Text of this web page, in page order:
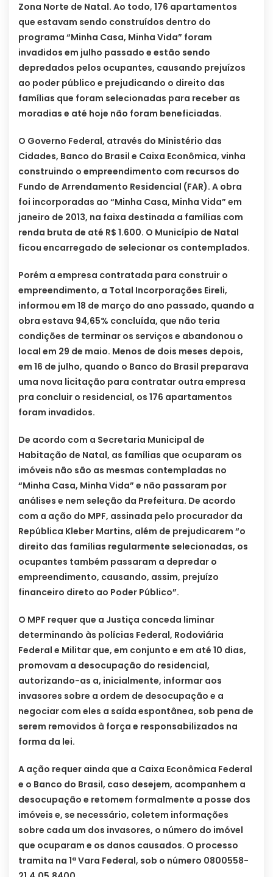
Zona Norte de Natal. Ao todo, 176 apartamentos
que estavam sendo construídos dentro do
programa “Minha Casa, Minha Vida” foram
invadidos em julho passado e estão sendo
depredados pelos ocupantes, causando prejuízos
ao poder público e prejudicando o direito das
famílias que foram selecionadas para receber as
moradias e até hoje não foram beneficiadas.
O Governo Federal, através do Ministério das
Cidades, Banco do Brasil e Caixa Econômica, vinha
construindo o empreendimento com recursos do
Fundo de Arrendamento Residencial (FAR). A obra
foi incorporadas ao “Minha Casa, Minha Vida” em
janeiro de 2013, na faixa destinada a famílias com
renda bruta de até R$ 1.600. O Município de Natal
ficou encarregado de selecionar os contemplados.
Porém a empresa contratada para construir o
empreendimento, a Total Incorporações Eireli,
informou em 18 de março do ano passado, quando a
obra estava 94,65% concluída, que não teria
condições de terminar os serviços e abandonou o
local em 29 de maio. Menos de dois meses depois,
em 16 de julho, quando o Banco do Brasil preparava
uma nova licitação para contratar outra empresa
pra concluir o residencial, os 176 apartamentos
foram invadidos.
De acordo com a Secretaria Municipal de
Habitação de Natal, as famílias que ocuparam os
imóveis não são as mesmas contempladas no
“Minha Casa, Minha Vida” e não passaram por
análises e nem seleção da Prefeitura. De acordo
com a ação do MPF, assinada pelo procurador da
República Kleber Martins, além de prejudicarem “o
direito das famílias regularmente selecionadas, os
ocupantes também passaram a depredar o
empreendimento, causando, assim, prejuízo
financeiro direto ao Poder Público”.
O MPF requer que a Justiça conceda liminar
determinando às polícias Federal, Rodoviária
Federal e Militar que, em conjunto e em até 10 dias,
promovam a desocupação do residencial,
autorizando-as a, inicialmente, informar aos
invasores sobre a ordem de desocupação e a
negociar com eles a saída espontânea, sob pena de
serem removidos à força e responsabilizados na
forma da lei.
A ação requer ainda que a Caixa Econômica Federal
e o Banco do Brasil, caso desejem, acompanhem a
desocupação e retomem formalmente a posse dos
imóveis e, se necessário, coletem informações
sobre cada um dos invasores, o número do imóvel
que ocuparam e os danos causados. O processo
tramita na 1ª Vara Federal, sob o número 0800558-